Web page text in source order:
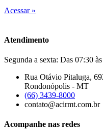
Acessar »
Atendimento
Segunda a sexta: Das 07:30
Rua Otávio Pitaluga,
Rondonópolis - MT
(66) 3439-8000
contato@acirmt.com.br
Acompanhe nas redes